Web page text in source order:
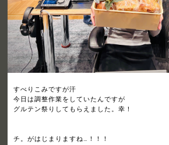
すべりこみですが汗
今日は調整作業をしていたんですが
グルテン祭りしてもらえました。幸！
チ。がはじまりますね…！！！